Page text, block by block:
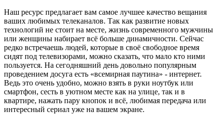
Наш ресурс предлагает вам самое лучшее качество вещания
ваших любимых телеканалов. Так как развитие новых
технологий не стоит на месте, жизнь современного мужчины
или женщины набирает всё больше динамичности. Сейчас
редко встречаешь людей, которые в своё свободное время
сидят под телевизорами, можно сказать, что мало кто ними
пользуется. На сегодняшний день довольно популярным
проведением досуга есть «всемирная паутина» - интернет.
Ведь это очень удобно, можно взять в руки ноутбук или
смартфон, сесть в уютном месте как на улице, так и в
квартире, нажать пару кнопок и всё, любимая передача или
интересный сериал уже на вашем экране.